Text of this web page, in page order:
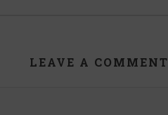
LEAVE A COMMENT